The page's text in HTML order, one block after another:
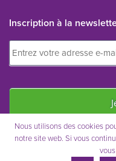
Inscription à la
Nous utilisons des cookies
notre site web. Si vous